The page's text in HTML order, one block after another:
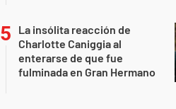
La insólita reacción de
Charlotte Caniggia al
enterarse de que fue
fulminada en Gran Hermano